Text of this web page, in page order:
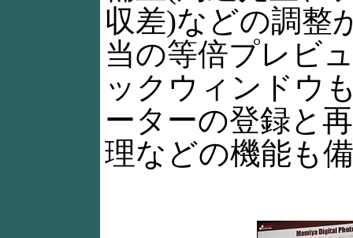
収差)などの調整
当の等倍プレビ
ックウィンドウ
ーターの登録と
理などの機能も